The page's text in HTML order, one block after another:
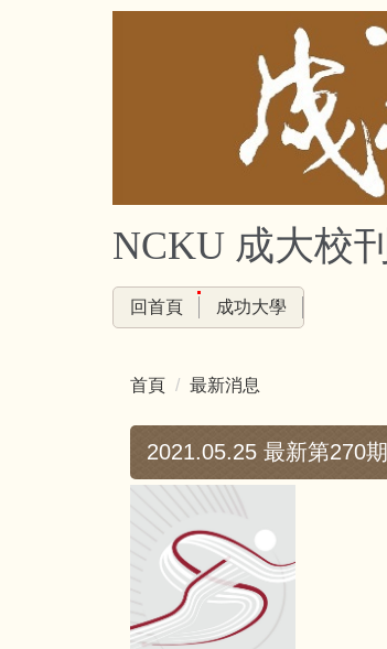
NCKU 成大校刊
回首頁 成功大學
首頁 最新消息
2021.05.25 最新第270